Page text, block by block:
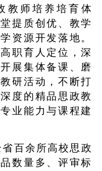
教师培养培育体
提质创优、教学
资源开发落地。
职育人定位，深
展集体备课、磨
研活动，不断打
度的精品思政教
业能力与课程建
百余所高校思政
数量多、评审标